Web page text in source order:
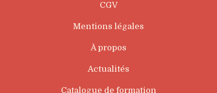
CGV
Mentions légales
À propos
Actualités
Catalogue de formation